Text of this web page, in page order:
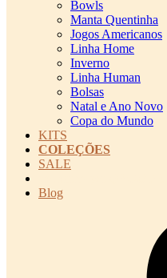
Bowls
Manta Quentinha
Jogos Americanos
Linha Home
Inverno
Linha Human
Bolsas
Natal e Ano Novo
Copa do Mundo
KITS
COLEÇÕES
SALE
Blog